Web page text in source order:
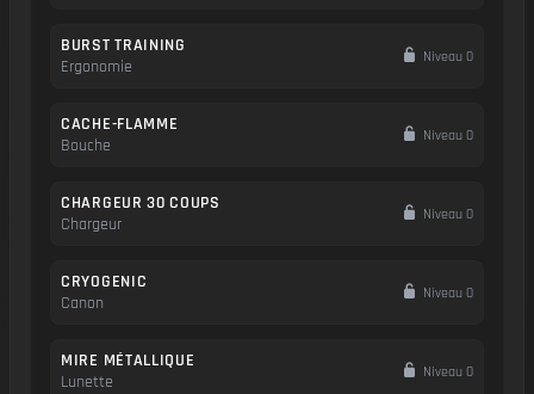
BURST TRAINING
Ergonomie
Niveau 0
CACHE-FLAMME
Bouche
Niveau 0
CHARGEUR 30 COUPS
Chargeur
Niveau 0
CRYOGENIC
Canon
Niveau 0
MIRE MÉTALLIQUE
Lunette
Niveau 0